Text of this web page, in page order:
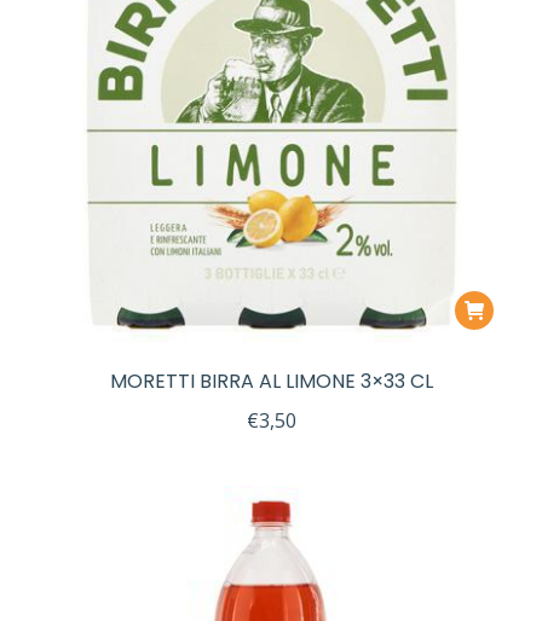
MORETTI BIRRA AL LIMONE 3×33 CL
€3,50